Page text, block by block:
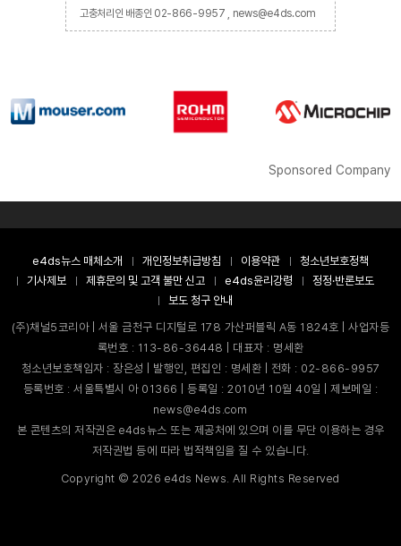
고충처리인 배종인 02-866-9957 , news@e4ds.com
Sponsored Company
e4ds뉴스 매체소개 개인정보취급방침 이용약관
청소년보호정책
기사제보
제휴문의 및 고객 불만 신고 e4ds윤리강령
정정·반론보도
보도 청구 안내
(주)채널5코리아 | 서울 금천구 디지털로 178 가산퍼블릭 A동 1824호 | 사업자등
록번호 : 113-86-36448 | 대표자 : 명세환
청소년보호책임자 : 장은성 | 발행인, 편집인 : 명세환 | 전화 : 02-866-9957
등록번호 : 서울특별시 아 01366 | 등록일 : 2010년 10월 40일 | 제보메일 :
news@e4ds.com
본 콘텐츠의 저작권은 e4ds뉴스 또는 제공처에 있으며 이를 무단 이용하는 경우
저작권법 등에 따라 법적책임을 질 수 있습니다.
Copyright ©2026 e4ds News. All Rights Reserved